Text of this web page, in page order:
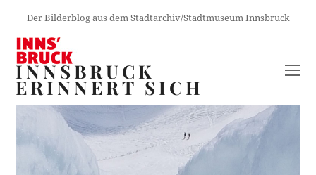
Der Bilderblog aus dem Stadtarchiv/Stadtmuseum Innsbruck
INNSBRUCK
ERINNERT SICH